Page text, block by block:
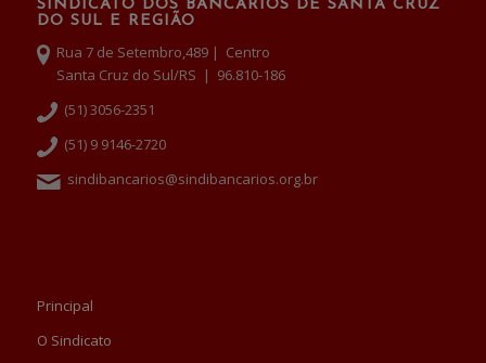
SINDICATO DOS BANCÁRIOS DE SANTA CRUZ
DO SUL E REGIÃO
Rua 7 de Setembro,489 | Centro
Santa Cruz do Sul/RS | 96.810-186
(51) 3056-2351
(51) 9 9146-2720
sindibancarios@sindibancarios.org.br
Principal
O Sindicato